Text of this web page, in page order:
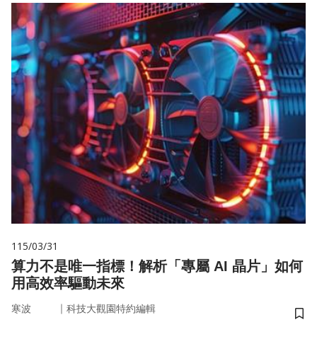
115/03/31
算力不是唯一指標！解析「專屬 AI 晶片」如何
用高效率驅動未來
寒波 ｜ 科技大觀園特約編輯
儲